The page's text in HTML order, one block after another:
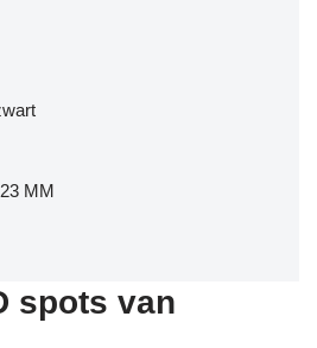
MM
spots van